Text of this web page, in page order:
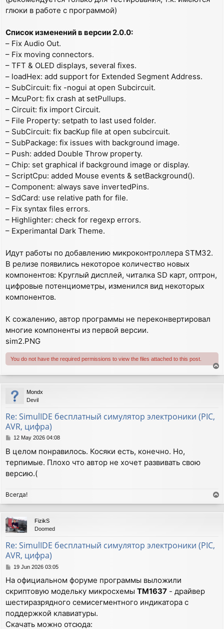
глюки в работе с программой)
Список изменений в версии 2.0.0:
– Fix Audio Out.
– Fix moving connectors.
– TFT & OLED displays, several fixes.
– loadHex: add support for Extended Segment Address.
– SubCircuit: fix -nogui at open Subcircuit.
– McuPort: fix crash at setPullups.
– Circuit: fix import Circuit.
– File Property: setpath to last used folder.
– SubCircuit: fix bacKup file at open subcircuit.
– SubPackage: fix issues with background image.
– Push: added Double Throw property.
– Chip: set graphical if background image or display.
– ScriptCpu: added Mouse events & setBackground().
– Component: always save invertedPins.
– SdCard: use relative path for file.
– Fix syntax files errors.
– Highlighter: check for regexp errors.
– Experimantal Dark Theme.
Идут работы по добавлению микроконтроллера STM32.
В релизе появились некоторое количество новых
компонентов: Круглый дисплей, читалка SD карт, оптрон,
цифровые потенциометры, изменился вид некоторых
компонентов.
К сожалению, автор программы не переконвертировал
многие компоненты из первой версии.
sim2.PNG
You do not have the required permissions to view the files attached to this post.
o
p
Mondx
Devil
Re: SimulIDE бесплатный симулятор электроники (PIC,
AVR, цифра)
P
s
t
12 May 2026 04:08
В целом понравилось. Косяки есть, конечно. Но,
терпимые. Плохо что автор не хочет развивать свою
версию.(
Всегда!
o
p
FizikS
Doomed
Re: SimulIDE бесплатный симулятор электроники (PIC,
AVR, цифра)
P
s
t
19 Jun 2026 03:05
На официальном форуме программы выложили
скриптовую модельку микросхемы TM1637 - драйвер
шестиразрядного семисегментного индикатора с
поддержкой клавиатуры.
Скачать можно отсюда: